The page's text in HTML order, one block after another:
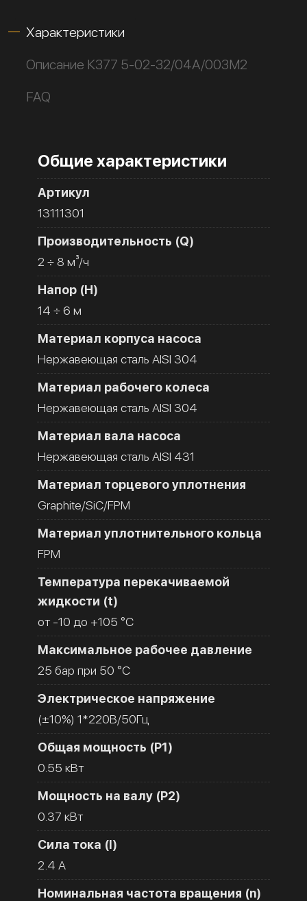
Характеристики
Описание К377 5-02-32/04А/003М2
FAQ
Общие характеристики
Артикул
13111301
Производительность (Q)
2 ÷ 8 м³/ч
Напор (H)
14 ÷ 6 м
Материал корпуса насоса
Нержавеющая сталь AISI 304
Материал рабочего колеса
Нержавеющая сталь AISI 304
Материал вала насоса
Нержавеющая сталь AISI 431
Материал торцевого уплотнения
Graphite/SiC/FPM
Материал уплотнительного кольца
FPM
Температура перекачиваемой
жидкости (t)
от -10 до +105 °C
Максимальное рабочее давление
25 бар при 50 °C
Электрическое напряжение
(±10%) 1*220В/50Гц
Общая мощность (Р1)
0.55 кВт
Мощность на валу (Р2)
0.37 кВт
Сила тока (I)
2.4 A
Номинальная частота вращения (n)